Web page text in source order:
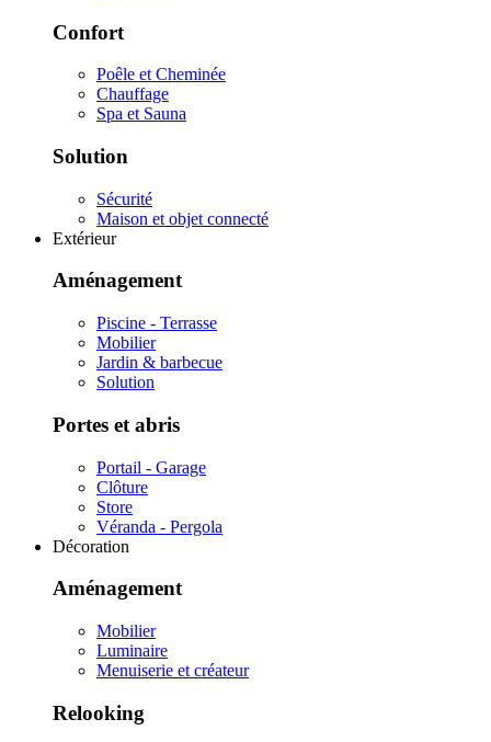
Confort
Poêle et Cheminée
Chauffage
Spa et Sauna
Solution
Sécurité
Maison et objet connecté
Extérieur
Aménagement
Piscine - Terrasse
Mobilier
Jardin & barbecue
Solution
Portes et abris
Portail - Garage
Clôture
Store
Véranda - Pergola
Décoration
Aménagement
Mobilier
Luminaire
Menuiserie et créateur
Relooking